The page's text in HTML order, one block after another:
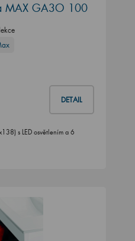
MAX GA3O 100
DETAIL
s LED osvětlením a 6